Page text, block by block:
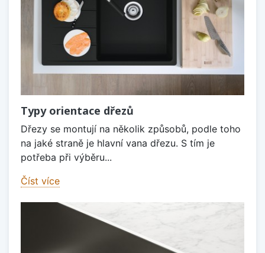
Typy orientace dřezů
Dřezy se montují na několik způsobů, podle toho
na jaké straně je hlavní vana dřezu. S tím je
potřeba při výběru...
Číst více